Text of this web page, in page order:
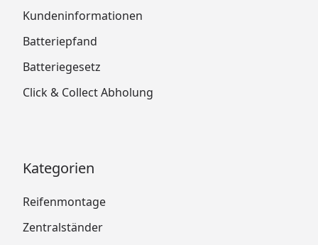
Kundeninformationen
Batteriepfand
Batteriegesetz
Click & Collect Abholung
Kategorien
Reifenmontage
Zentralständer